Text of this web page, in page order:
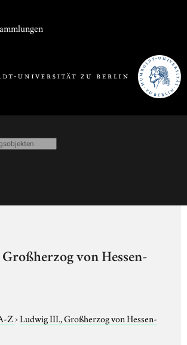
von Hessen-
Z›Ludwig III., Großherzog von Hessen-